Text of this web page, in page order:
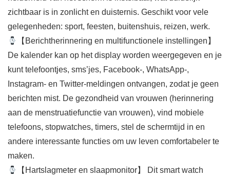
zichtbaar is in zonlicht en duisternis. Geschikt voor vele
gelegenheden: sport, feesten, buitenshuis, reizen, werk.
【Berichtherinnering en multifunctionele instellingen】
De kalender kan op het display worden weergegeven en je
kunt telefoontjes, sms’jes, Facebook-, WhatsApp-,
Instagram- en Twitter-meldingen ontvangen, zodat je geen
berichten mist. De gezondheid van vrouwen (herinnering
aan de menstruatiefunctie van vrouwen), vind mobiele
telefoons, stopwatches, timers, stel de schermtijd in en
andere interessante functies om uw leven comfortabeler te
maken.
【Hartslagmeter en slaapmonitor】 Dit smart watch